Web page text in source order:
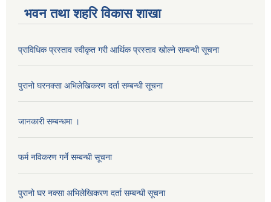
भवन तथा शहरि विकास शाखा
प्राविधिक प्रस्ताव स्वीकृत गरी आर्थिक प्रस्ताव खोल्ने सम्बन्धी सूचना
पुरानो घरनक्सा अभिलेखिकरण दर्ता सम्बन्धी सूचना
जानकारी सम्बन्धमा ।
फर्म नविकरण गर्ने सम्बन्धी सूचना
पुरानो घर नक्सा अभिलेखिकरण दर्ता सम्बन्धी सूचना